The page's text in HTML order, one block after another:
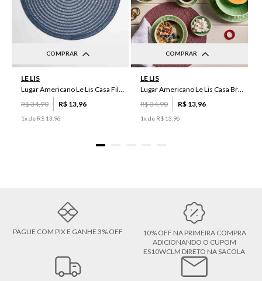
COMPRAR
LE LIS
Lugar Americano Le Lis Casa Filipa
R$34,90 R$ 13 96
1x de R$ 13 96
COMPRAR
LE LIS
Lugar Americano Le Lis Casa Brenda
R$34,90 R$ 13 96
1x de R$ 13 96
PAGUE COM PIX E GANHE 3% OFF
10% OFF NA PRIMEIRA COMPRA
ADICIONANDO O CUPOM
ES10WCLM DIRETO NA SACOLA